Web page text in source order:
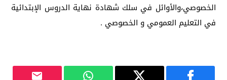
الخصوصي،والأوائل في سلك شهادة نهاية الدروس الإبتدائية
في التعليم العمومي و الخصوصي .